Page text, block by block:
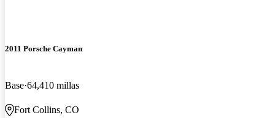
2011 Porsche Cayman
Base 64,410 millas
Fort Collins, CO